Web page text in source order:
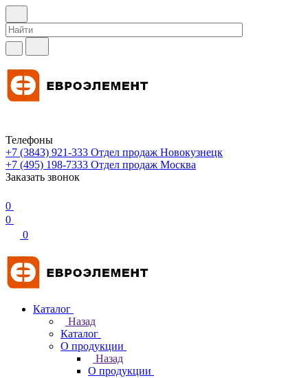
Телефоны
+7 (3843) 921-333 Отдел продаж Новокузнецк
+7 (495) 198-7333 Отдел продаж Москва
Заказать звонок
0
0
0
Каталог
Назад
Каталог
О продукции
Назад
О продукции